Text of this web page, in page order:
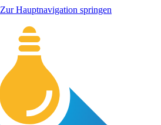
Zur Hauptnavigation springen